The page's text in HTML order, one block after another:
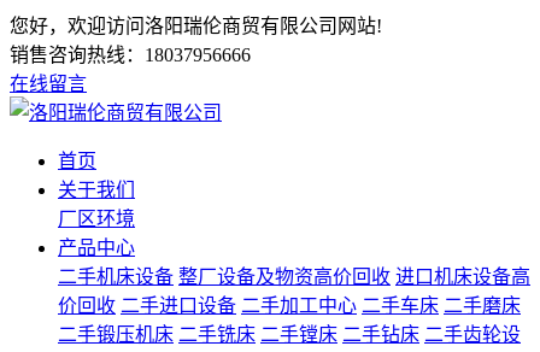
您好，欢迎访问洛阳瑞伦商贸有限公司网站!
销售咨询热线： 18037956666
在线留言
首页
关于我们
厂区环境
产品中心
二手机床设备 整厂设备及物资高价回收 进口机床设备高
价回收 二手进口设备 二手加工中心 二手车床 二手磨床
二手锻压机床 二手铣床 二手镗床 二手钻床 二手齿轮设